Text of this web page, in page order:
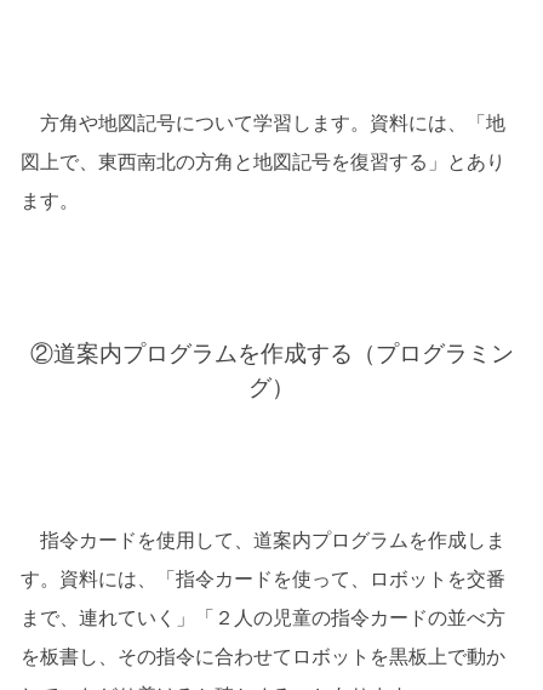
方角や地図記号について学習します。資料には、「地
図上で、東西南北の方角と地図記号を復習する」とあり
ます。
②道案内プログラムを作成する（プログラミン
グ）
指令カードを使用して、道案内プログラムを作成しま
す。資料には、「指令カードを使って、ロボットを交番
まで、連れていく」「２人の児童の指令カードの並べ方
を板書し、その指令に合わせてロボットを黒板上で動か